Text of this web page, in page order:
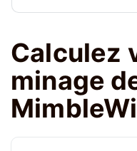
Calculez
minage